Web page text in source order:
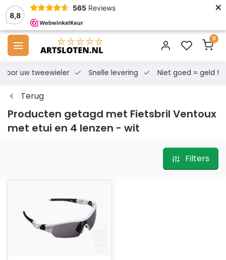
8,8
565 Reviews ×
0
voor uw tweewieler Snelle levering Niet goed = geld
Terug
Producten getagd met Fietsbril Ventoux
met etui en 4 lenzen - wit
Filters